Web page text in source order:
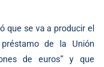
que se va a producir el
de la Unión
de euros” y que